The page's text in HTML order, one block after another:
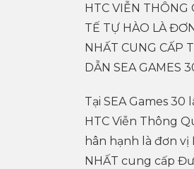
HTC VIỄN THÔNG
TẾ TỰ HÀO LÀ
NHẤT CUNG CẤP
DẪN SEA GAMES
Tại SEA Games 30
HTC Viễn Thông
hân hạnh là đơn vị
NHẤT cung cấp